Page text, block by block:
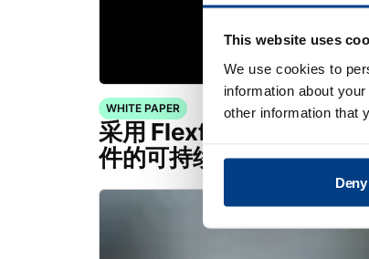
This website uses
We use cookies to
information about
other information that
Deny
WHITE PAPER
采用 Flexform™ 技术的
件的可持续生产潜力